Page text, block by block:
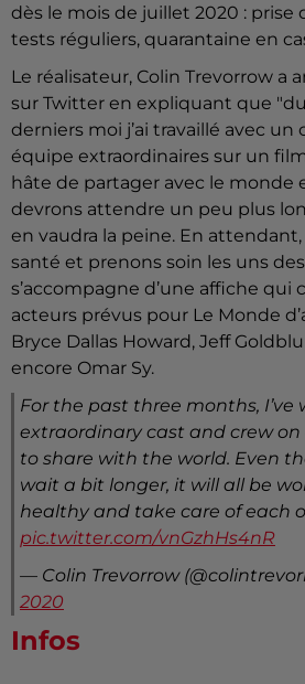
dès le mois de juillet 2020 : prise
tests réguliers, quarantaine en
Le réalisateur, Colin Trevorrow a
sur Twitter en expliquant que
derniers moi j’ai travaillé avec
équipe extraordinaires sur un
hâte de partager avec le monde
devrons attendre un peu plus
en vaudra la peine. En
santé et prenons soin les uns
s’accompagne d’une affiche
acteurs prévus pour Le Monde
Bryce Dallas Howard, Jeff
encore Omar Sy.
For the past three months, I’ve
extraordinary cast and crew on
to share with the world. Even
wait a bit longer, it will all be
healthy and take care of each
pic.twitter.com/vnGzhHs4nR
— Colin Trevorrow
2020
Infos